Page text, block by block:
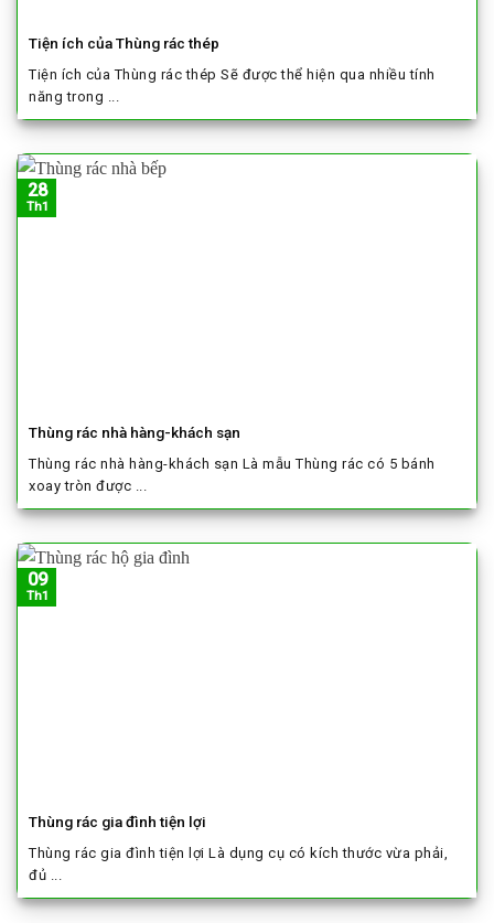
Tiện ích của Thùng rác thép
Tiện ích của Thùng rác thép Sẽ được thể hiện qua nhiều tính
năng trong ...
Thùng rác nhà hàng-khách sạn
Thùng rác nhà hàng-khách sạn Là mẫu Thùng rác có 5 bánh
xoay tròn được ...
28
Th1
Thùng rác gia đình tiện lợi
Thùng rác gia đình tiện lợi Là dụng cụ có kích thước vừa phải,
đủ ...
09
Th1